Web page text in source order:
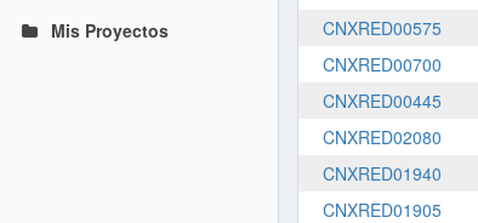
Mis Proyectos
CNXRED00575
CNXRED00700
CNXRED00445
CNXRED02080
CNXRED01940
CNXRED01905